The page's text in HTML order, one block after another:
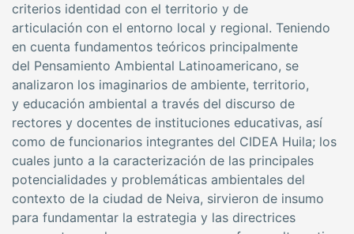
criterios identidad con el territorio y de
articulación con el entorno local y regional. Teniendo
en cuenta fundamentos teóricos principalmente
del Pensamiento Ambiental Latinoamericano, se
analizaron los imaginarios de ambiente, territorio,
y educación ambiental a través del discurso de
rectores y docentes de instituciones educativas, así
como de funcionarios integrantes del CIDEA Huila; los
cuales junto a la caracterización de las principales
potencialidades y problemáticas ambientales del
contexto de la ciudad de Neiva, sirvieron de insumo
para fundamentar la estrategia y las directrices